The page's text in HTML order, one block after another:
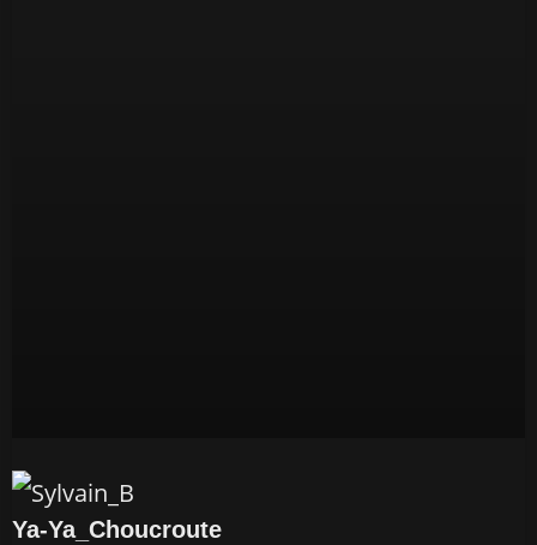
Ya-Ya_Choucroute